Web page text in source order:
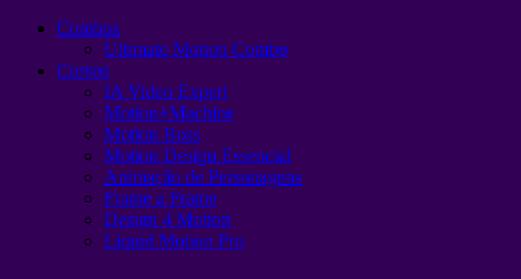
Combos
Ultimate Motion Combo
Cursos
IA Video Expert
Motion+Machine
Motion Boss
Motion Design Essencial
Animação de Personagens
Frame a Frame
Design 4 Motion
Liquid Motion Pro